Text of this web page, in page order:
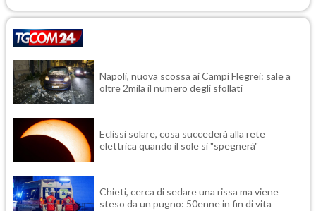
Napoli, nuova scossa ai Campi Flegrei: sale a
oltre 2mila il numero degli sfollati
Eclissi solare, cosa succederà alla rete
elettrica quando il sole si "spegnerà"
Chieti, cerca di sedare una rissa ma viene
steso da un pugno: 50enne in fin di vita